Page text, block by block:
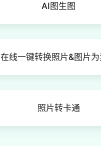
AI图生图
在线一键转换照片&图片
照片转卡通